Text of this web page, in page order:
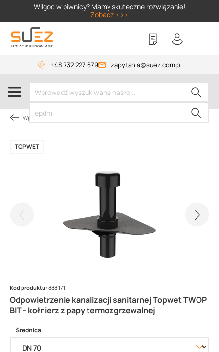
Wilgoć w piwnicy? Mamy skuteczne rozwiązanie!
Zobacz >>>
+48 732 227 679 zapytania@suez.com.pl
Wpusty i akcesoria
Odpowietrzenie kanalizacji sanitarnej Topwet TWOP
BIT - kołnierz z papy termozgrzewalnej
TOPWET
Kod produktu: 888.171
Średnica